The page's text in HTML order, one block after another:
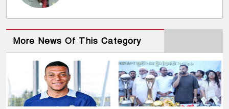
More News Of This Category